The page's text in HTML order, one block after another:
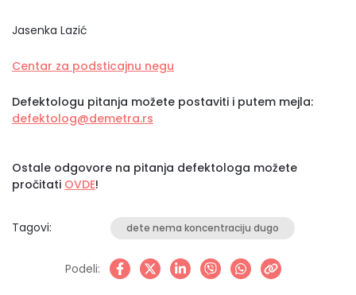
Jasenka Lazić
Centar za podsticajnu negu
Defektologu pitanja možete postaviti i putem mejla:
defektolog@demetra.rs
Ostale odgovore na pitanja defektologa možete
pročitati OVDE!
Tagovi: dete nema koncentraciju dugo
Podeli: